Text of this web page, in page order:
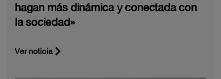
hagan más dinámica y conectada con
la sociedad»
Ver noticia